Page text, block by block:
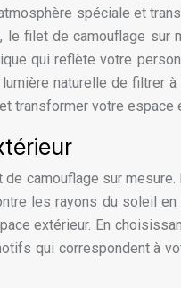
spéciale et
filet de camouflage
qui reflète votre
naturelle de
votre
camouflage sur
les rayons du soleil
extérieur. En
qui correspondent à